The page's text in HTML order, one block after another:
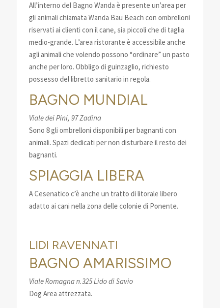
All’interno del Bagno Wanda è presente un’area per
gli animali chiamata Wanda Bau Beach con ombrelloni
riservati ai clienti con il cane, sia piccoli che di taglia
medio-grande. L’area ristorante è accessibile anche
agli animali che volendo possono “ordinare” un pasto
anche per loro. Obbligo di guinzaglio, richiesto
possesso del libretto sanitario in regola.
BAGNO MUNDIAL
Viale dei Pini, 97 Zadina
Sono 8 gli ombrelloni disponibili per bagnanti con
animali. Spazi dedicati per non disturbare il resto dei
bagnanti.
SPIAGGIA LIBERA
A Cesenatico c’è anche un tratto di litorale libero
adatto ai cani nella zona delle colonie di Ponente.
LIDI RAVENNATI
BAGNO AMARISSIMO
Viale Romagna n.325 Lido di Savio
Dog Area attrezzata.